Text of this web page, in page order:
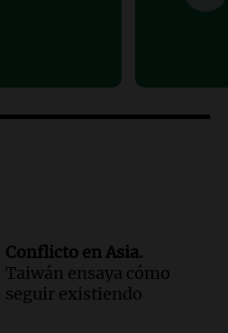
Oscar González
Dolores
Conflicto en Asia.
Taiwán ensaya cómo
seguir existiendo